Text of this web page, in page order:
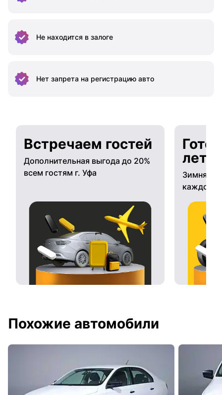
Не находится в залоге
Нет запрета на регистрацию авто
Встречаем гостей
Дополнительная выгода до 20%
всем гостям г. Уфа
Зимняя
каждому
Похожие автомобили